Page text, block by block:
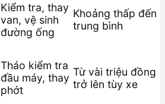
Kiểm tra, thay
van, vệ sinh
đường ống
Khoảng thấp đến
trung bình
Tháo kiểm tra
đầu máy, thay
phớt
Từ vài triệu đồng
trở lên tùy xe